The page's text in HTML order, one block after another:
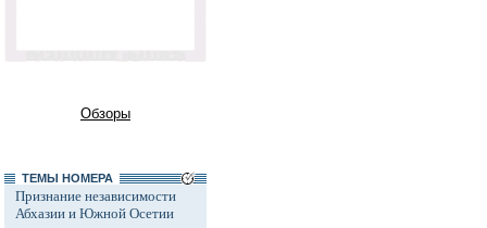
Обзоры
ТЕМЫ НОМЕРА
Признание независимости
Абхазии и Южной Осетии